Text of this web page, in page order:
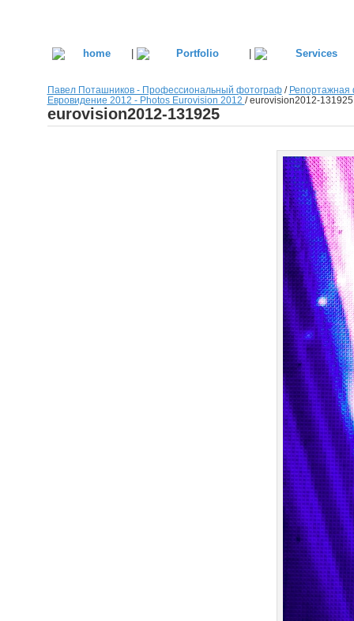
| |
Павел Поташников - Профессиональный фотограф/ Репортажная
Евровидение 2012 - Photos Eurovision 2012 /eurovision2012-131925
eurovision2012-131925